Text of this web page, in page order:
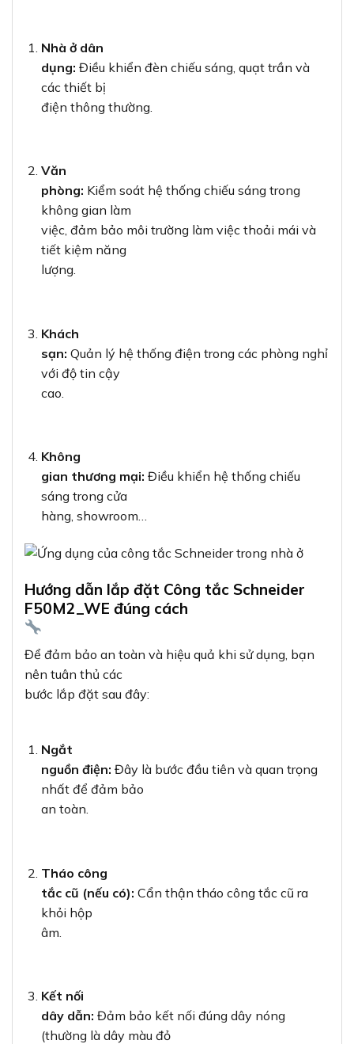
Nhà ở dân
dụng: Điều khiển đèn chiếu sáng, quạt trần và
các thiết bị
điện thông thường.
Văn
phòng: Kiểm soát hệ thống chiếu sáng trong
không gian làm
việc, đảm bảo môi trường làm việc thoải mái và
tiết kiệm năng
lượng.
Khách
sạn: Quản lý hệ thống điện trong các phòng nghỉ
với độ tin cậy
cao.
Không
gian thương mại: Điều khiển hệ thống chiếu
sáng trong cửa
hàng, showroom…
Hướng dẫn lắp đặt Công tắc Schneider
F50M2_WE đúng cách
Để đảm bảo an toàn và hiệu quả khi sử dụng, bạn
nên tuân thủ các
bước lắp đặt sau đây:
Ngắt
nguồn điện: Đây là bước đầu tiên và quan trọng
nhất để đảm bảo
an toàn.
Tháo công
tắc cũ (nếu có): Cẩn thận tháo công tắc cũ ra
khỏi hộp
âm.
Kết nối
dây dẫn: Đảm bảo kết nối đúng dây nóng
(thường là dây màu đỏ